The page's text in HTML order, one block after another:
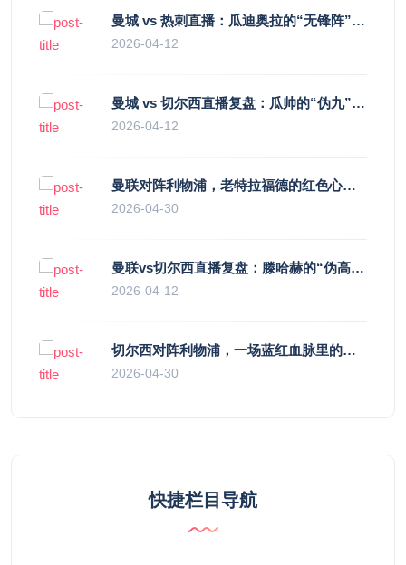
曼城 vs 热刺直播：瓜迪奥拉的“无锋阵”是天才设计还是自废武功？
2026-04-12
曼城 vs 切尔西直播复盘：瓜帅的“伪九”陷阱，如何绞杀蓝军的“三中卫”？
2026-04-12
曼联对阵利物浦，老特拉福德的红色心跳与蓝色暗涌
2026-04-30
曼联vs切尔西直播复盘：滕哈赫的“伪高位”与波切蒂诺的“无锋阵”，谁更拧巴？
2026-04-12
切尔西对阵利物浦，一场蓝红血脉里的恩怨与忠诚
2026-04-30
快捷栏目导航